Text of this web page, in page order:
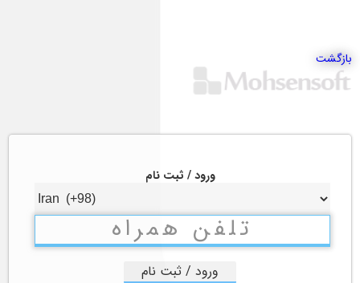
بازگشت
ورود / ثبت نام
ورود / ثبت نام